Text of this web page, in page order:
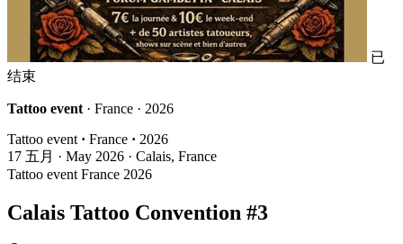
已
结束
Tattoo event · France · 2026
Tattoo event · France · 2026
17 五月 · May 2026 · Calais, France
Tattoo event France 2026
Calais Tattoo Convention #3